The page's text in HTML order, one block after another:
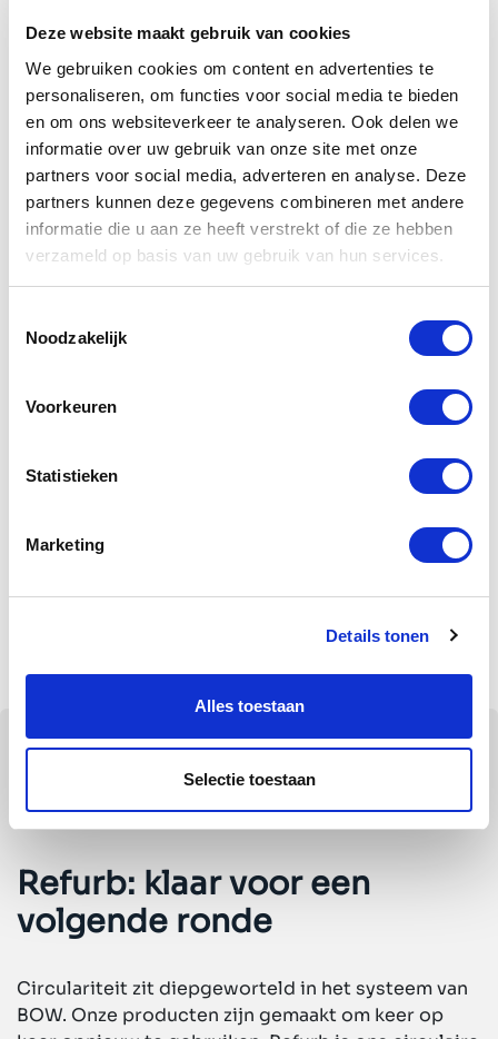
Deze website maakt gebruik van cookies
We gebruiken cookies om content en advertenties te
personaliseren, om functies voor social media te bieden
en om ons websiteverkeer te analyseren. Ook delen we
informatie over uw gebruik van onze site met onze
partners voor social media, adverteren en analyse. Deze
partners kunnen deze gegevens combineren met andere
informatie die u aan ze heeft verstrekt of die ze hebben
verzameld op basis van uw gebruik van hun services.
Noodzakelijk
Voorkeuren
Statistieken
Marketing
Details tonen
Alles toestaan
Selectie toestaan
Procedure
Klanten die producten willen retourneren,
kunnen contact opnemen met de BOW-
klantenservice.
Klantenservice
Voor vragen of hulp bij het retourproces kunt
+31 85
060 06 66
Refurb: klaar voor een
volgende ronde
Circulariteit zit diepgeworteld in het systeem van
BOW. Onze producten zijn gemaakt om keer op